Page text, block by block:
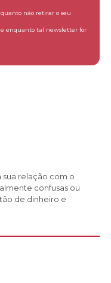
não retirar o seu
enquanto tal newsletter for
sua relação com o
confusas ou
de dinheiro e